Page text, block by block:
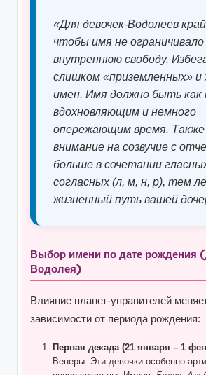
«Для девочек-Водолеев
чтобы имя не ограничивало
внутреннюю свободу.
слишком «приземленных» и
имен. Имя должно быть
вдохновляющим и немного
опережающим время.
внимание на созвучие с
больше в сочетании
согласных (л, м, н, р), тем
жизненный путь вашей
Выбор имени по дате рождения
Водолея)
Влияние планет-управителей
зависимости от периода рождения:
Первая декада (21 января – 1
Венеры. Эти девочки особенно